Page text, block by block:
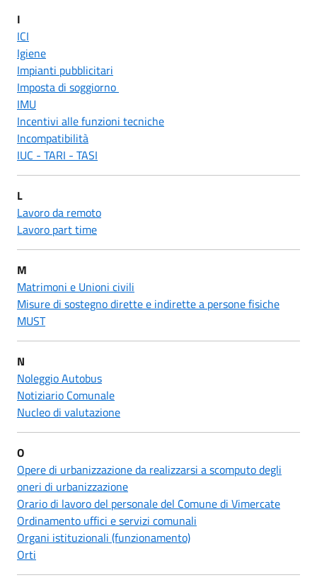
I
ICI
Igiene
Impianti pubblicitari
Imposta di soggiorno
IMU
Incentivi alle funzioni tecniche
Incompatibilità
IUC - TARI - TASI
L
Lavoro da remoto
Lavoro part time
M
Matrimoni e Unioni civili
Misure di sostegno dirette e indirette a persone fisiche
MUST
N
Noleggio Autobus
Notiziario Comunale
Nucleo di valutazione
O
Opere di urbanizzazione da realizzarsi a scomputo degli
oneri di urbanizzazione
Orario di lavoro del personale del Comune di Vimercate
Ordinamento uffici e servizi comunali
Organi istituzionali (funzionamento)
Orti